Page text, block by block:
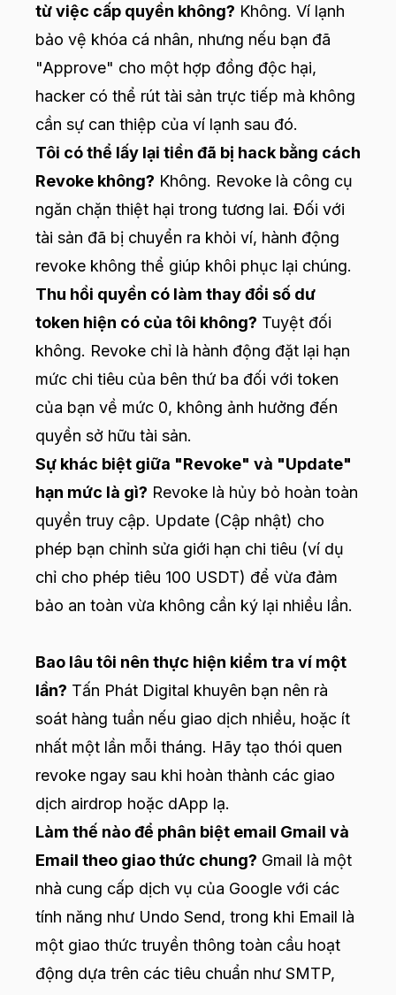
từ việc cấp quyền không? Không. Ví lạnh
bảo vệ khóa cá nhân, nhưng nếu bạn đã
"Approve" cho một hợp đồng độc hại,
hacker có thể rút tài sản trực tiếp mà không
cần sự can thiệp của ví lạnh sau đó.
Tôi có thể lấy lại tiền đã bị hack bằng cách
Revoke không? Không. Revoke là công cụ
ngăn chặn thiệt hại trong tương lai. Đối với
tài sản đã bị chuyển ra khỏi ví, hành động
revoke không thể giúp khôi phục lại chúng.
Thu hồi quyền có làm thay đổi số dư
token hiện có của tôi không? Tuyệt đối
không. Revoke chỉ là hành động đặt lại hạn
mức chi tiêu của bên thứ ba đối với token
của bạn về mức 0, không ảnh hưởng đến
quyền sở hữu tài sản.
Sự khác biệt giữa "Revoke" và "Update"
hạn mức là gì? Revoke là hủy bỏ hoàn toàn
quyền truy cập. Update (Cập nhật) cho
phép bạn chỉnh sửa giới hạn chi tiêu (ví dụ
chỉ cho phép tiêu 100 USDT) để vừa đảm
bảo an toàn vừa không cần ký lại nhiều lần.
Bao lâu tôi nên thực hiện kiểm tra ví một
lần? Tấn Phát Digital khuyên bạn nên rà
soát hàng tuần nếu giao dịch nhiều, hoặc ít
nhất một lần mỗi tháng. Hãy tạo thói quen
revoke ngay sau khi hoàn thành các giao
dịch airdrop hoặc dApp lạ.
Làm thế nào để phân biệt email Gmail và
Email theo giao thức chung? Gmail là một
nhà cung cấp dịch vụ của Google với các
tính năng như Undo Send, trong khi Email là
một giao thức truyền thông toàn cầu hoạt
động dựa trên các tiêu chuẩn như SMTP,